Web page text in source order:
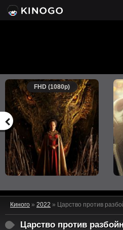
FHD (1080p)
Киного » 2022 » Царство против
Царство против